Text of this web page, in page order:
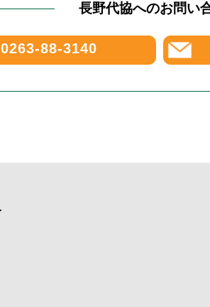
0263-88-3140
長野代協へのお問い